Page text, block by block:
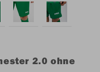
2.0 ohne